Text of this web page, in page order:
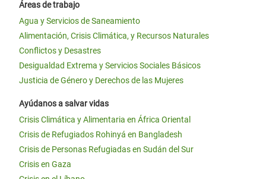
Áreas de trabajo
Agua y Servicios de Saneamiento
Alimentación, Crisis Climática, y Recursos Naturales
Conflictos y Desastres
Desigualdad Extrema y Servicios Sociales Básicos
Justicia de Género y Derechos de las Mujeres
Ayúdanos a salvar vidas
Crisis Climática y Alimentaria en África Oriental
Crisis de Refugiados Rohinyá en Bangladesh
Crisis de Personas Refugiadas en Sudán del Sur
Crisis en Gaza